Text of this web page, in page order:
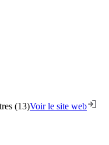
(13)Voir le site web